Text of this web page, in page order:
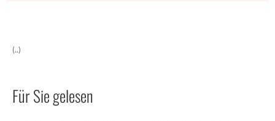
(..)
Für Sie gelesen